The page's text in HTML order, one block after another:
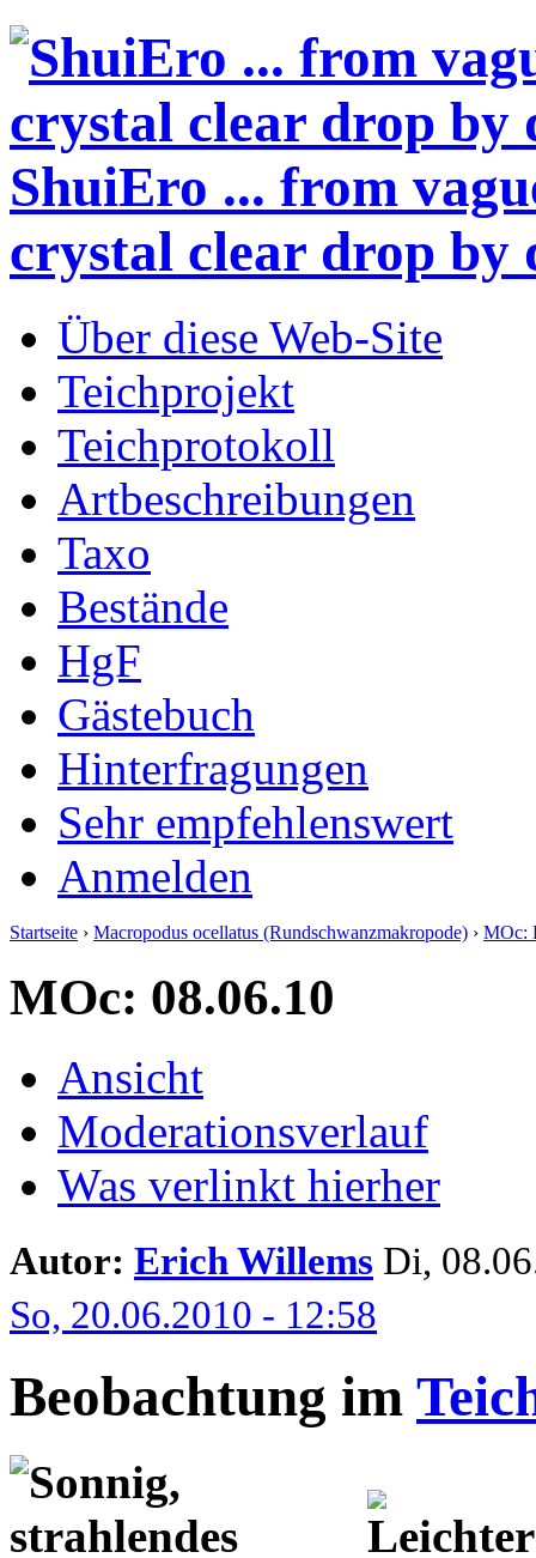
ShuiEro ... from
crystal clear drop by
Über diese Web-Site
Teichprojekt
Teichprotokoll
Artbeschreibungen
Taxo
Bestände
HgF
Gästebuch
Hinterfragungen
Sehr empfehlenswert
Anmelden
Startseite › Macropodus ocellatus (Rundschwanzmakropode) › MOc:
MOc: 08.06.10
Ansicht
Moderationsverlauf
Was verlinkt hierher
Autor: Erich Willems Di,
So, 20.06.2010 - 12:58
Beobachtung im